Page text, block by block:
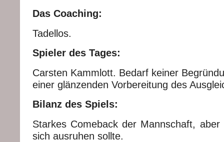
Das Coaching:
Tadellos.
Spieler des Tages:
Carsten Kammlott. Bedarf keiner
einer glänzenden Vorbereitung des
Bilanz des Spiels:
Starkes Comeback der Mannschaft,
sich ausruhen sollte.